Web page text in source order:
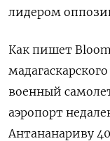
лидером
Как пишет
военный
аэропорт
Антананариву